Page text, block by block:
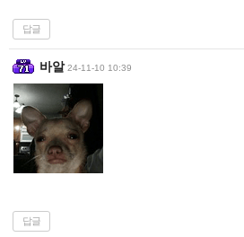
답글
바알 24-11-10 10:39
답글